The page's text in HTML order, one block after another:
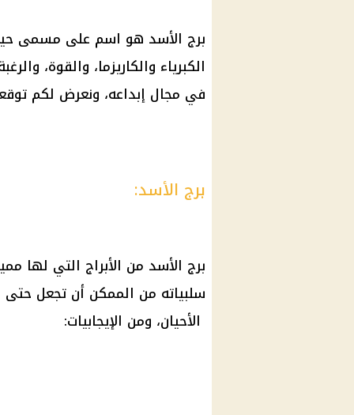
برج الأسد هو اسم على مسمى
الكبرياء والكاريزما، والقوة،
في مجال إبداعه، ونعرض لكم توقعات برج
برج الأسد:
برج الأسد من الأبراج التي لها
سلبياته من الممكن أن تجعل
الأحيان، ومن الإيجابيات: